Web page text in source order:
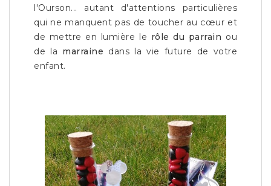
l'Ourson... autant d'attentions particulières
qui ne manquent pas de toucher au cœur et
de mettre en lumière le rôle du parrain ou
de la marraine dans la vie future de votre
enfant.